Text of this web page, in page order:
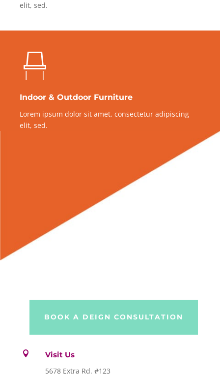
elit, sed.
Indoor & Outdoor Furniture
Lorem ipsum dolor sit amet, consectetur adipiscing
elit, sed.
BOOK A DEIGN CONSULTATION

Visit Us
5678 Extra Rd. #123